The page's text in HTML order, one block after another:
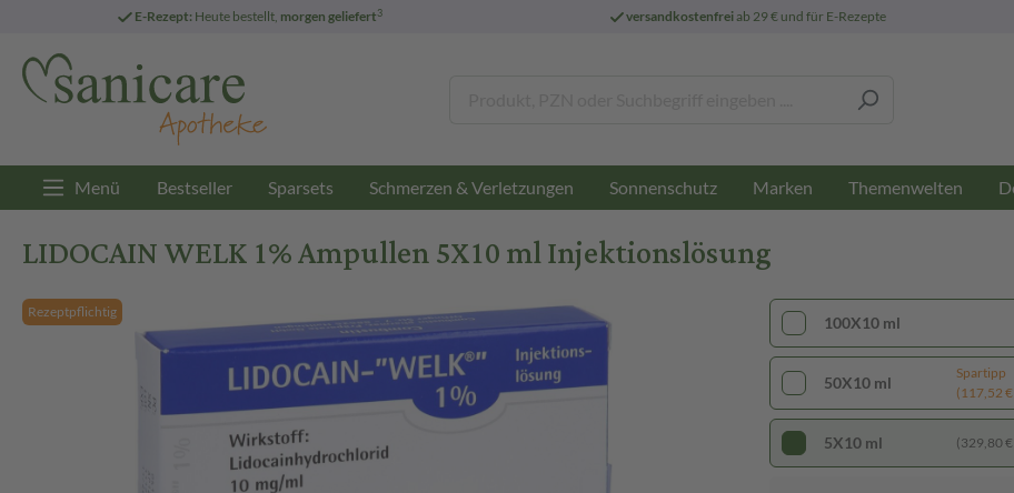
E-Rezept: Heute bestellt, morgen geliefert3 versandkostenfreiab 29 € und für E-Rezepte
Menü Bestseller Sparsets Schmerzen & Verletzungen Sonnenschutz Marken Themenwelten
LIDOCAIN WELK 1% Ampullen 5X10 ml Injektionslösung
Rezeptpflichtig
100X10 ml
50X10 ml
Spartipp
(117,52 €
5X10 ml (329,80 €